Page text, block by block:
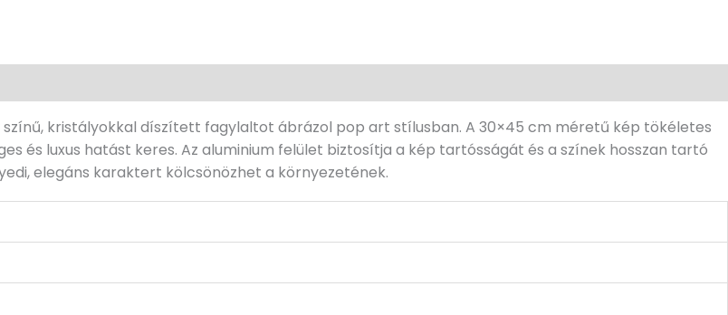
kristályokkal díszített fagylaltot ábrázol pop art stílusban. A 30×45 cm méretű kép tökéletes
és luxus hatást keres. Az aluminium felület biztosítja a kép tartósságát és a színek hosszan tartó
elegáns karaktert kölcsönözhet a környezetének.